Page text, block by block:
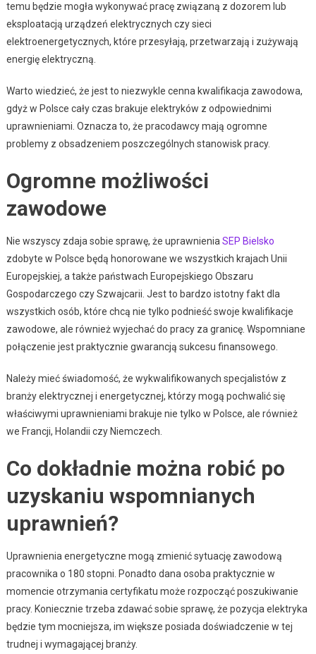
temu będzie mogła wykonywać pracę związaną z dozorem lub
eksploatacją urządzeń elektrycznych czy sieci
elektroenergetycznych, które przesyłają, przetwarzają i zużywają
energię elektryczną.
Warto wiedzieć, że jest to niezwykle cenna kwalifikacja zawodowa,
gdyż w Polsce cały czas brakuje elektryków z odpowiednimi
uprawnieniami. Oznacza to, że pracodawcy mają ogromne
problemy z obsadzeniem poszczególnych stanowisk pracy.
Ogromne możliwości
zawodowe
Nie wszyscy zdaja sobie sprawę, że uprawnieniaSEP Bielsko
zdobyte w Polsce będą honorowane we wszystkich krajach Unii
Europejskiej, a także państwach Europejskiego Obszaru
Gospodarczego czy Szwajcarii. Jest to bardzo istotny fakt dla
wszystkich osób, które chcą nie tylko podnieść swoje kwalifikacje
zawodowe, ale również wyjechać do pracy za granicę. Wspomniane
połączenie jest praktycznie gwarancją sukcesu finansowego.
Należy mieć świadomość, że wykwalifikowanych specjalistów z
branży elektrycznej i energetycznej, którzy mogą pochwalić się
właściwymi uprawnieniami brakuje nie tylko w Polsce, ale również
we Francji, Holandii czy Niemczech.
Co dokładnie można robić po
uzyskaniu wspomnianych
uprawnień?
Uprawnienia energetyczne mogą zmienić sytuację zawodową
pracownika o 180 stopni. Ponadto dana osoba praktycznie w
momencie otrzymania certyfikatu może rozpocząć poszukiwanie
pracy. Koniecznie trzeba zdawać sobie sprawę, że pozycja elektryka
będzie tym mocniejsza, im większe posiada doświadczenie w tej
trudnej i wymagającej branży.